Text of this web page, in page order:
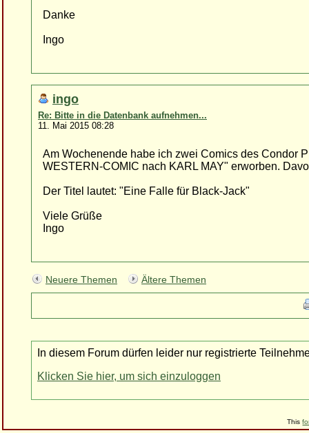
Danke
Ingo
ingo
Re: Bitte in die Datenbank aufnehmen...
11. Mai 2015 08:28
Am Wochenende habe ich zwei Comics des Condor
WESTERN-COMIC nach KARL MAY" erworben.
Der Titel lautet: "Eine Falle für Black-Jack"
Viele Grüße
Ingo
Neuere Themen Ältere Themen
In diesem Forum dürfen leider nur registrierte
Klicken Sie hier, um sich einzuloggen
This